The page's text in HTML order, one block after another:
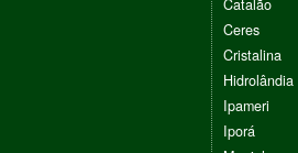
Ceres
Cristalina
Hidrolândia
Ipameri
Iporá